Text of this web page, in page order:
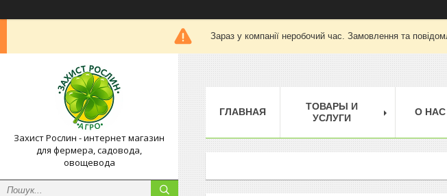
Зараз у компанії неробочий час. Замовлення та
Захист Рослин - интернет магазин
для фермера, садовода,
овощевода
ГЛАВНАЯ
ТОВАРЫ И
УСЛУГИ
О НАС